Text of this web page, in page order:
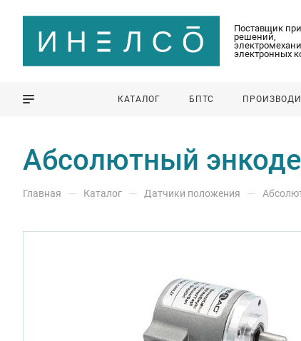
Поставщик
решений,
электронных
КАТАЛОГ БПТС
Абсолютный
Главная — Каталог — Датчики положения —